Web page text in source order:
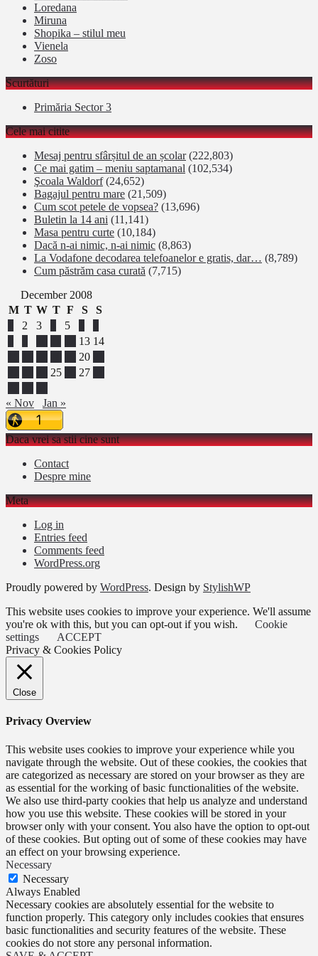
Loredana
Miruna
Shopika – stilul meu
Vienela
Zoso
Scurtături
Primăria Sector 3
Cele mai citite
Mesaj pentru sfârșitul de an școlar (222,803)
Ce mai gatim – meniu saptamanal (102,534)
Şcoala Waldorf (24,652)
Bagajul pentru mare (21,509)
Cum scot petele de vopsea? (13,696)
Buletin la 14 ani (11,141)
Masa pentru curte (10,184)
Dacă n-ai nimic, n-ai nimic (8,863)
La Vodafone decodarea telefoanelor e gratis, dar… (8,789)
Cum păstrăm casa curată (7,715)
December 2008
M T W T F S
S
2 3 5
13 14
20
25 27
« Nov
Jan »
Daca vrei sa stii cine sunt
Contact
Despre mine
Meta
Log in
Entries feed
Comments feed
WordPress.org
Proudly powered by WordPress. Design by StylishWP
This website uses cookies to improve your experience. We'll assume
you're ok with this, but you can opt-out if you wish.
Cookie
settings
ACCEPT
Privacy & Cookies Policy
Close
Privacy Overview
This website uses cookies to improve your experience while you
navigate through the website. Out of these cookies, the cookies that
are categorized as necessary are stored on your browser as they are
as essential for the working of basic functionalities of the website.
We also use third-party cookies that help us analyze and understand
how you use this website. These cookies will be stored in your
browser only with your consent. You also have the option to opt-out
of these cookies. But opting out of some of these cookies may have
an effect on your browsing experience.
Necessary
Necessary
Always Enabled
Necessary cookies are absolutely essential for the website to
function properly. This category only includes cookies that ensures
basic functionalities and security features of the website. These
cookies do not store any personal information.